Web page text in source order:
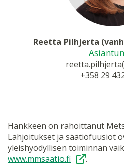
Reetta Pilhjerta
+358 29
Hankkeen on rahoittanut
Lahjoitukset ja säätiöfuusiot
yleishyödyllisen toiminnan
www.mmsaatio.fi
.